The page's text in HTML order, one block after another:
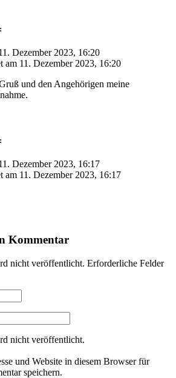
Dezember 2023, 16:20
am 11. Dezember 2023, 16:20
und den Angehörigen meine
Dezember 2023, 16:17
am 11. Dezember 2023, 16:17
Kommentar
nicht veröffentlicht. Erforderliche Felder
nicht veröffentlicht.
und Website in diesem Browser für
speichern.